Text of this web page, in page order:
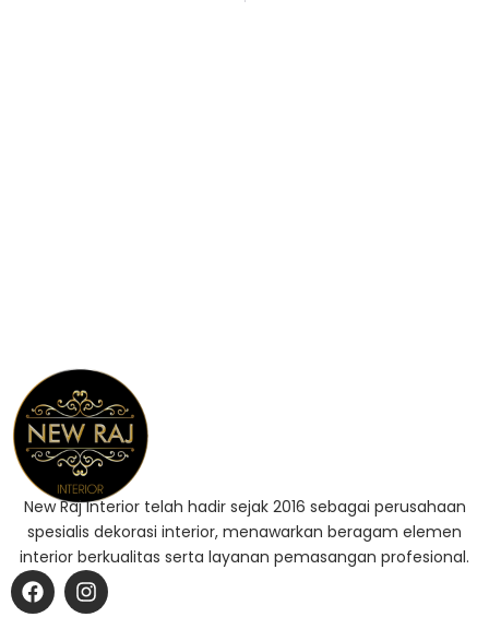
New Raj Interior telah hadir sejak 2016 sebagai perusahaan
spesialis dekorasi interior, menawarkan beragam elemen
interior berkualitas serta layanan pemasangan profesional.
F
a
I
n